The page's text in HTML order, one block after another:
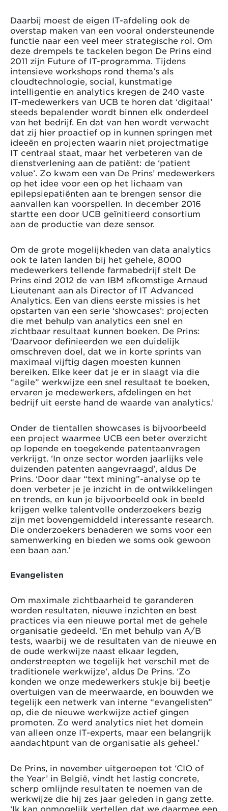
Daarbij moest de eigen IT-afdeling ook de
overstap maken van een vooral ondersteunende
functie naar een veel meer strategische rol. Om
deze drempels te tackelen begon De Prins eind
2011 zijn Future of IT-programma. Tijdens
intensieve workshops rond thema’s als
cloudtechnologie, social, kunstmatige
intelligentie en analytics kregen de 240 vaste
IT-medewerkers van UCB te horen dat ‘digitaal’
steeds bepalender wordt binnen elk onderdeel
van het bedrijf. En dat van hen wordt verwacht
dat zij hier proactief op in kunnen springen met
ideeën en projecten waarin niet projectmatige
IT centraal staat, maar het verbeteren van de
dienstverlening aan de patiënt: de ‘patient
value’. Zo kwam een van De Prins’ medewerkers
op het idee voor een op het lichaam van
epilepsiepatiënten aan te brengen sensor die
aanvallen kan voorspellen. In december 2016
startte een door UCB geïnitieerd consortium
aan de productie van deze sensor.
Om de grote mogelijkheden van data analytics
ook te laten landen bij het gehele, 8000
medewerkers tellende farmabedrijf stelt De
Prins eind 2012 de van IBM afkomstige Arnaud
Lieutenant aan als Director of IT Advanced
Analytics. Een van diens eerste missies is het
opstarten van een serie ‘showcases’: projecten
die met behulp van analytics een snel en
zichtbaar resultaat kunnen boeken. De Prins:
‘Daarvoor definieerden we een duidelijk
omschreven doel, dat we in korte sprints van
maximaal vijftig dagen moesten kunnen
bereiken. Elke keer dat je er in slaagt via die
“agile” werkwijze een snel resultaat te boeken,
ervaren je medewerkers, afdelingen en het
bedrijf uit eerste hand de waarde van analytics.’
Onder de tientallen showcases is bijvoorbeeld
een project waarmee UCB een beter overzicht
op lopende en toegekende patentaanvragen
verkrijgt. ‘In onze sector worden jaarlijks vele
duizenden patenten aangevraagd’, aldus De
Prins. ‘Door daar “text mining”-analyse op te
doen verbeter je je inzicht in de ontwikkelingen
en trends, en kun je bijvoorbeeld ook in beeld
krijgen welke talentvolle onderzoekers bezig
zijn met bovengemiddeld interessante research.
Die onderzoekers benaderen we soms voor een
samenwerking en bieden we soms ook gewoon
een baan aan.’
Evangelisten
Om maximale zichtbaarheid te garanderen
worden resultaten, nieuwe inzichten en best
practices via een nieuwe portal met de gehele
organisatie gedeeld. ‘En met behulp van A/B
tests, waarbij we de resultaten van de nieuwe en
de oude werkwijze naast elkaar legden,
onderstreepten we tegelijk het verschil met de
traditionele werkwijze’, aldus De Prins. ‘Zo
konden we onze medewerkers stukje bij beetje
overtuigen van de meerwaarde, en bouwden we
tegelijk een netwerk van interne “evangelisten”
op, die de nieuwe werkwijze actief gingen
promoten. Zo werd analytics niet het domein
van alleen onze IT-experts, maar een belangrijk
aandachtpunt van de organisatie als geheel.’
De Prins, in november uitgeroepen tot ‘CIO of
the Year’ in België, vindt het lastig concrete,
scherp omlijnde resultaten te noemen van de
werkwijze die hij zes jaar geleden in gang zette.
‘Ik kan onmogelijk vertellen dat we daarmee een